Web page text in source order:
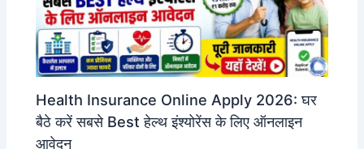
Health Insurance Online Apply 2026: घर
बैठे करें सबसे Best हेल्थ इंश्योरेंस के लिए ऑनलाइन
आवेदन